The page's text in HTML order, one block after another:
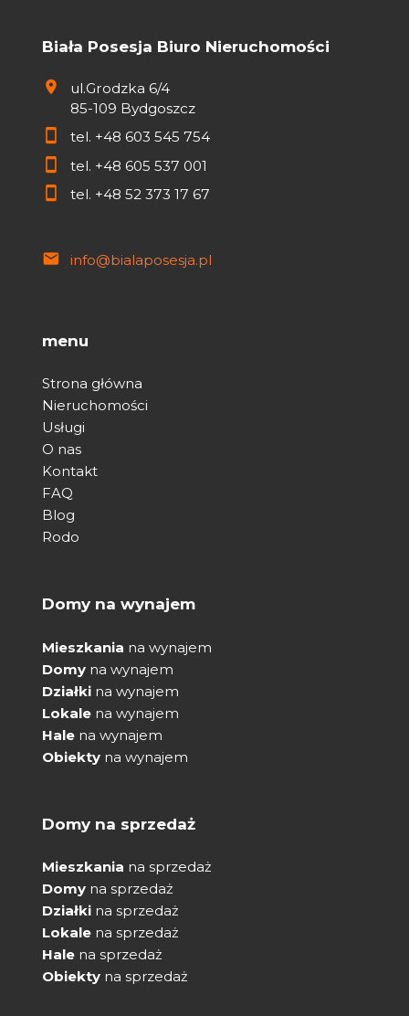
Biała Posesja Biuro Nieruchomości
ul.Grodzka 6/4
85-109 Bydgoszcz
tel. +48 603 545 754
tel. +48 605 537 001
tel. +48 52 373 17 67
info@bialaposesja.pl
Domy na wynajem
Mieszkania na wynajem
Domy na wynajem
Działki na wynajem
Lokale na wynajem
Hale na wynajem
Obiekty na wynajem
Domy na sprzedaż
Mieszkania na sprzedaż
Domy na sprzedaż
Działki na sprzedaż
Lokale na sprzedaż
Hale na sprzedaż
Obiekty na sprzedaż
menu
Strona główna
Nieruchomości
Usługi
O nas
Kontakt
FAQ
Blog
Rodo